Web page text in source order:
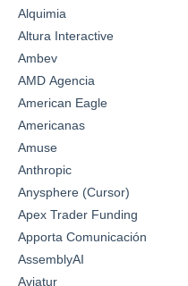
Alquimia
Altura Interactive
Ambev
AMD Agencia
American Eagle
Americanas
Amuse
Anthropic
Anysphere (Cursor)
Apex Trader Funding
Apporta Comunicación
AssemblyAI
Aviatur